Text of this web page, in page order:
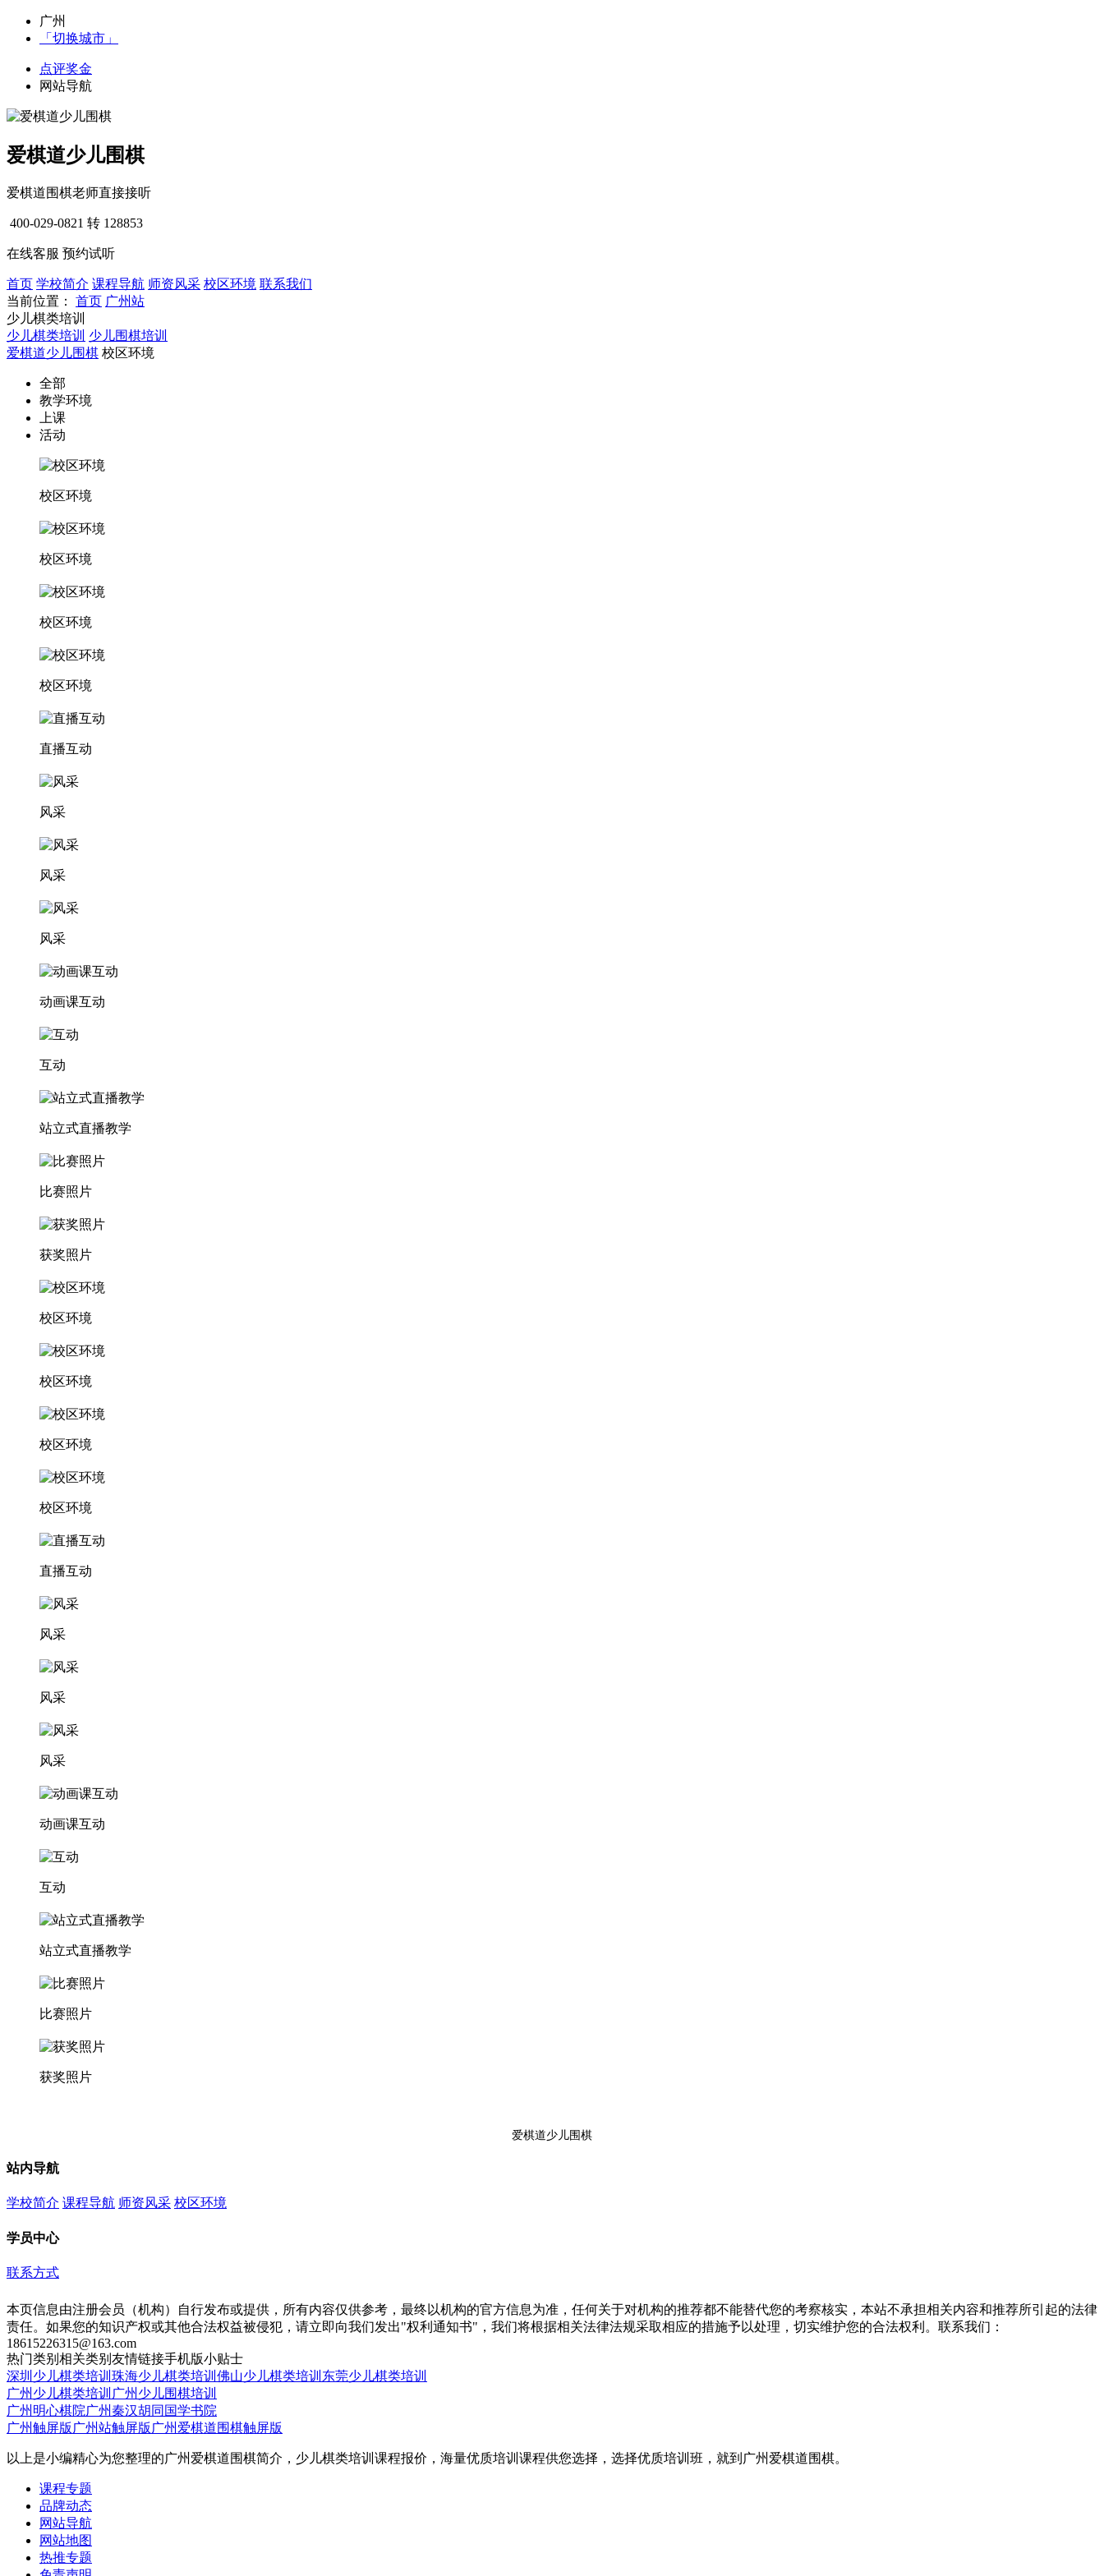
广州
「切换城市」
点评奖金
网站导航
爱棋道少儿围棋
爱棋道围棋老师直接接听
400-029-0821 转 128853
在线客服 预约试听
首页 学校简介 课程导航 师资风采 校区环境 联系我们
当前位置：
首页 广州站
少儿棋类培训
少儿棋类培训 少儿围棋培训
爱棋道少儿围棋 校区环境
全部
教学环境
上课
活动
校区环境
校区环境
校区环境
校区环境
直播互动
风采
风采
风采
动画课互动
互动
站立式直播教学
比赛照片
获奖照片
校区环境
校区环境
校区环境
校区环境
直播互动
风采
风采
风采
动画课互动
互动
站立式直播教学
比赛照片
获奖照片
爱棋道少儿围棋
站内导航
学校简介 课程导航 师资风采 校区环境
学员中心
联系方式
本页信息由注册会员（机构）自行发布或提供，所有内容仅供参考，最终以机构的官方信息为准，任何关于对机构的推荐都不能替代您的考察核实，本站不承担相关内容和推荐所引起的法律
责任。如果您的知识产权或其他合法权益被侵犯，请立即向我们发出"权利通知书"，我们将根据相关法律法规采取相应的措施予以处理，切实维护您的合法权利。联系我们：
18615226315@163.com
热门类别 相关类别 友情链接手机版小贴士
深圳少儿棋类培训 珠海少儿棋类培训 佛山少儿棋类培训 东莞少儿棋类培训
广州少儿棋类培训 广州少儿围棋培训
广州明心棋院广州秦汉胡同国学书院
广州触屏版 广州站触屏版 广州爱棋道围棋触屏版
以上是小编精心为您整理的广州爱棋道围棋简介，少儿棋类培训课程报价，海量优质培训课程供您选择，选择优质培训班，就到广州爱棋道围棋。
课程专题
品牌动态
网站导航
网站地图
热推专题